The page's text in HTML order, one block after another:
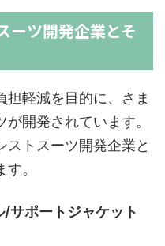
ーツ開発企業とそ
担軽減を目的に、さま
開発されています。
ストスーツ開発企業と
。
サポートジャケット